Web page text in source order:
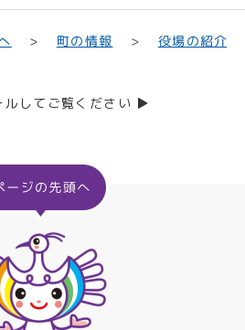
町の情報 役場の紹介
してご覧ください ▶